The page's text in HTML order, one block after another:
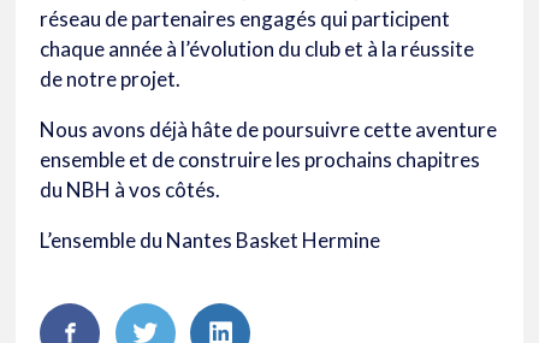
réseau de partenaires engagés qui participent
chaque année à l’évolution du club et à la réussite
de notre projet.
Nous avons déjà hâte de poursuivre cette aventure
ensemble et de construire les prochains chapitres
du NBH à vos côtés.
L’ensemble du Nantes Basket Hermine